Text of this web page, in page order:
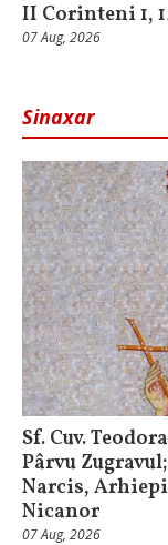
II Corinteni 1,
07 Aug, 2026
Sinaxar
Sf. Cuv.
Pârvu
Narcis,
Nicanor
07 Aug, 2026